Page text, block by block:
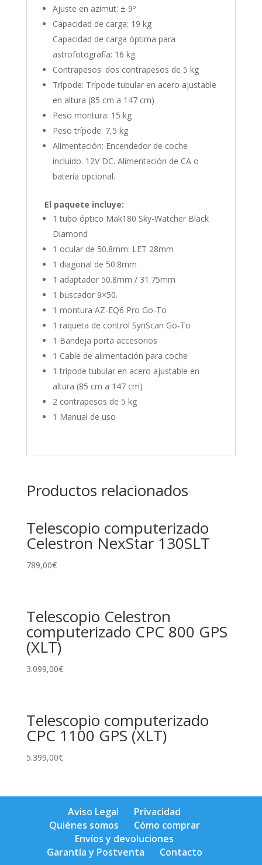
Ajuste en azimut: ± 9º
Capacidad de carga: 19 kg
Capacidad de carga óptima para
astrofotografía: 16 kg
Contrapesos: dos contrapesos de 5 kg
Trípode: Trípode tubular en acero ajustable
en altura (85 cm a 147 cm)
Peso montura: 15 kg
Peso trípode: 7,5 kg
Alimentación: Encendedor de coche
incluido. 12V DC. Alimentación de CA o
batería opcional.
El paquete incluye:
1 tubo óptico Mak180 Sky-Watcher Black
Diamond
1 ocular de 50.8mm: LET 28mm
1 diagonal de 50.8mm
1 adaptador 50.8mm / 31.75mm
1 buscador 9×50.
1 montura AZ-EQ6 Pro Go-To
1 raqueta de control SynScan Go-To
1 Bandeja porta accesorios
1 Cable de alimentación para coche
1 trípode tubular en acero ajustable en
altura (85 cm a 147 cm)
2 contrapesos de 5 kg
1 Manual de uso
Productos relacionados
Telescopio computerizado
Celestron NexStar 130SLT
789,00€
Telescopio Celestron
computerizado CPC 800 GPS
(XLT)
3.099,00€
Telescopio computerizado
CPC 1100 GPS (XLT)
5.399,00€
Aviso Legal
Privacidad
Quiénes somos
Cómo comprar
Envíos y devoluciones
Garantía y Postventa
Contacto